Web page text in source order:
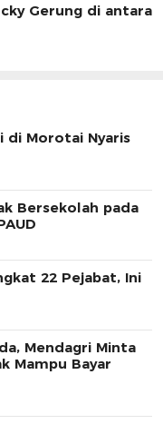
Gerung di antara
di Morotai Nyaris
Bersekolah pada
22 Pejabat, Ini
Mendagri Minta
Mampu Bayar